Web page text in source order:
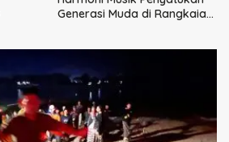
Generasi Muda di Rangkaian